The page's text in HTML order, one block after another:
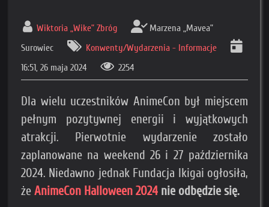
Wiktoria „Wike” Zbróg
Marzena „Mavea”
Surowiec
Konwenty/Wydarzenia - Informacje
16:51, 26 maja 2024
2254
Dla wielu uczestników AnimeCon był miejscem
pełnym pozytywnej energii i wyjątkowych
atrakcji. Pierwotnie wydarzenie zostało
zaplanowane na weekend 26 i 27 października
2024. Niedawno jednak Fundacja Ikigai ogłosiła,
że AnimeCon Halloween 2024 nie odbędzie się.